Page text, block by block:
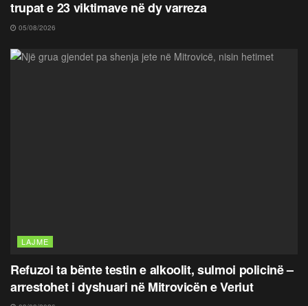
trupat e 23 viktimave në dy varreza
05/08/2026
LAJME
Refuzoi ta bënte testin e alkoolit, sulmoi policinë –
arrestohet i dyshuari në Mitrovicën e Veriut